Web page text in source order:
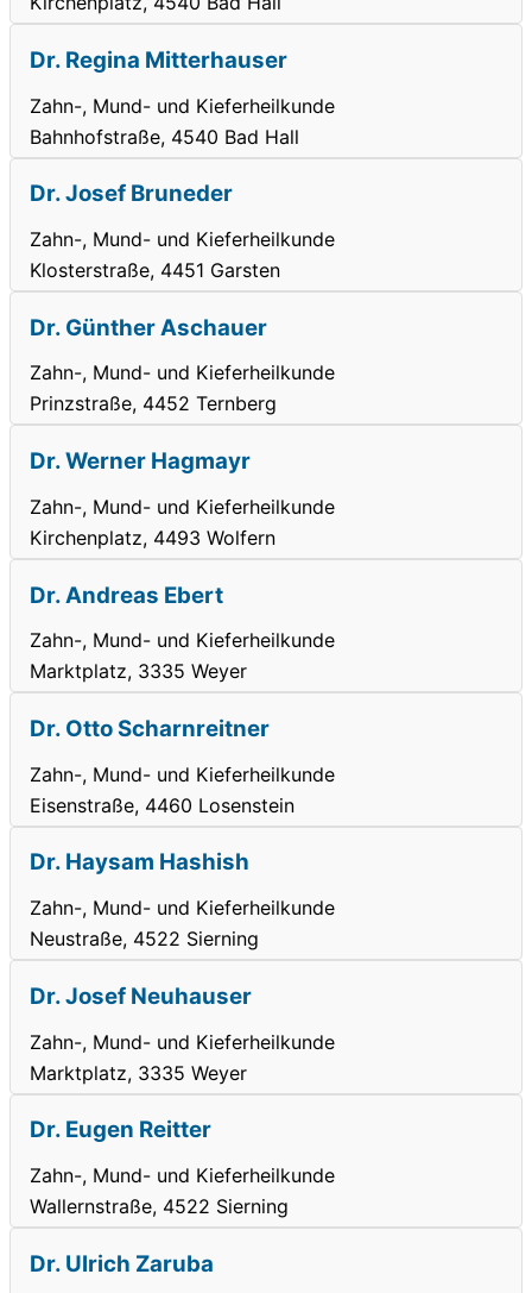
Dr. Regina Mitterhauser
Zahn-, Mund- und Kieferheilkunde
Bahnhofstraße, 4540 Bad Hall
Dr. Josef Bruneder
Zahn-, Mund- und Kieferheilkunde
Klosterstraße, 4451 Garsten
Dr. Günther Aschauer
Zahn-, Mund- und Kieferheilkunde
Prinzstraße, 4452 Ternberg
Dr. Werner Hagmayr
Zahn-, Mund- und Kieferheilkunde
Kirchenplatz, 4493 Wolfern
Dr. Andreas Ebert
Zahn-, Mund- und Kieferheilkunde
Marktplatz, 3335 Weyer
Dr. Otto Scharnreitner
Zahn-, Mund- und Kieferheilkunde
Eisenstraße, 4460 Losenstein
Dr. Haysam Hashish
Zahn-, Mund- und Kieferheilkunde
Neustraße, 4522 Sierning
Dr. Josef Neuhauser
Zahn-, Mund- und Kieferheilkunde
Marktplatz, 3335 Weyer
Dr. Eugen Reitter
Zahn-, Mund- und Kieferheilkunde
Wallernstraße, 4522 Sierning
Dr. Ulrich Zaruba